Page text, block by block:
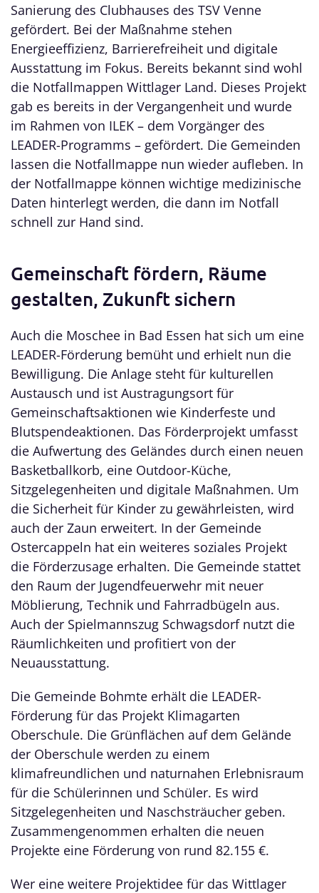
Sanierung des Clubhauses des TSV Venne
gefördert. Bei der Maßnahme stehen
Energieeffizienz, Barrierefreiheit und digitale
Ausstattung im Fokus. Bereits bekannt sind wohl
die Notfallmappen Wittlager Land. Dieses Projekt
gab es bereits in der Vergangenheit und wurde
im Rahmen von ILEK – dem Vorgänger des
LEADER-Programms – gefördert. Die Gemeinden
lassen die Notfallmappe nun wieder aufleben. In
der Notfallmappe können wichtige medizinische
Daten hinterlegt werden, die dann im Notfall
schnell zur Hand sind.
Gemeinschaft fördern, Räume
gestalten, Zukunft sichern
Auch die Moschee in Bad Essen hat sich um eine
LEADER-Förderung bemüht und erhielt nun die
Bewilligung. Die Anlage steht für kulturellen
Austausch und ist Austragungsort für
Gemeinschaftsaktionen wie Kinderfeste und
Blutspendeaktionen. Das Förderprojekt umfasst
die Aufwertung des Geländes durch einen neuen
Basketballkorb, eine Outdoor-Küche,
Sitzgelegenheiten und digitale Maßnahmen. Um
die Sicherheit für Kinder zu gewährleisten, wird
auch der Zaun erweitert. In der Gemeinde
Ostercappeln hat ein weiteres soziales Projekt
die Förderzusage erhalten. Die Gemeinde stattet
den Raum der Jugendfeuerwehr mit neuer
Möblierung, Technik und Fahrradbügeln aus.
Auch der Spielmannszug Schwagsdorf nutzt die
Räumlichkeiten und profitiert von der
Neuausstattung.
Die Gemeinde Bohmte erhält die LEADER-
Förderung für das Projekt Klimagarten
Oberschule. Die Grünflächen auf dem Gelände
der Oberschule werden zu einem
klimafreundlichen und naturnahen Erlebnisraum
für die Schülerinnen und Schüler. Es wird
Sitzgelegenheiten und Naschsträucher geben.
Zusammengenommen erhalten die neuen
Projekte eine Förderung von rund 82.155 €.
Wer eine weitere Projektidee für das Wittlager